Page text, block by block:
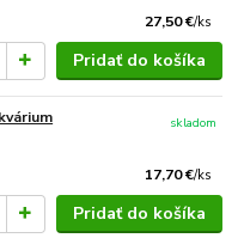
27,50 €/ks
Pridať do košíka
17,70 €/ks
skladom
Pridať do košíka